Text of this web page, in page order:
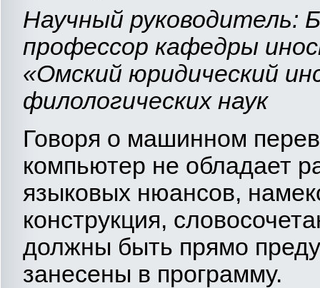
Научный руководитель:
профессор кафедры
«Омский юридический
филологических наук
Говоря о машинном
компьютер не обладает
языковых нюансов,
конструкция,
должны быть прямо
занесены в программу.